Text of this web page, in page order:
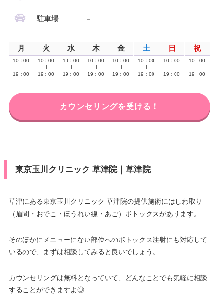
駐車場 –
月 火 水 木 金 土 日 祝
10：00
19：00
10：00
19：00
10：00
19：00
10：00
19：00
10：00
19：00
10：00
19：00
10：00
19：00
10：00
19：00
カウンセリングを受ける！
東京玉川クリニック 草津院｜草津院
草津にある東京玉川クリニック 草津院の提供施術にはしわ取り
（眉間・おでこ・ほうれい線・あご）ボトックスがあります。
そのほかにメニューにない部位へのボトックス注射にも対応して
いるので、まずは相談してみると良いでしょう。
カウンセリングは無料となっていて、どんなことでも気軽に相談
することができますよ◎